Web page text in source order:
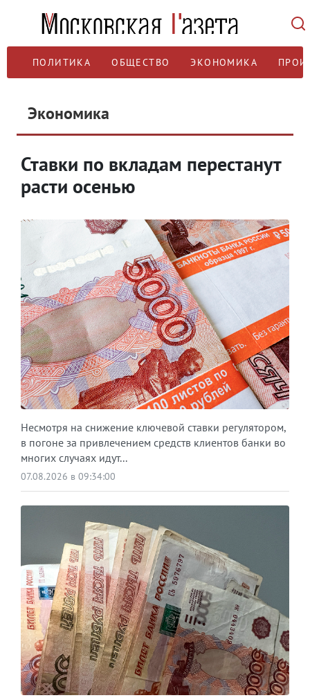
ПОЛИТИКА ОБЩЕСТВО ЭКОНОМИКА
Экономика
Ставки по вкладам перестанут
расти осенью
Несмотря на снижение ключевой ставки регулятором,
в погоне за привлечением средств клиентов банки во
многих случаях идут...
07.08.2026 в 09:34:00